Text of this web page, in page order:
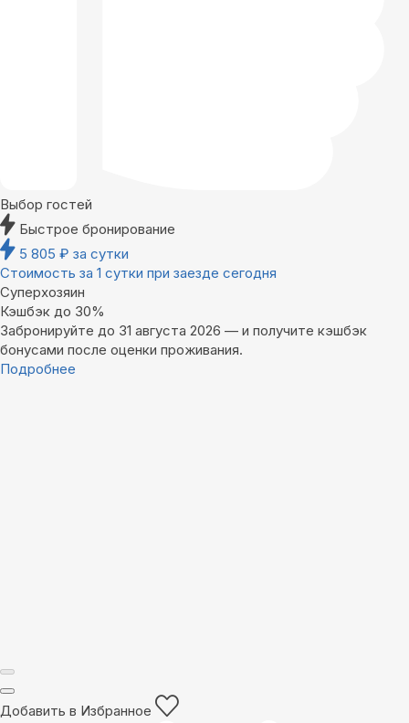
Выбор гостей
Быстрое бронирование
5 805 ₽ за сутки
Стоимость за 1 сутки при заезде сегодня
Суперхозяин
Кэшбэк до 30%
Забронируйте до 31 августа 2026 — и получите кэшбэк
бонусами после оценки проживания.
Подробнее
Добавить в Избранное